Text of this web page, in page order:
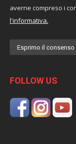
averne compreso i
l'informativa.
FOLLOW US